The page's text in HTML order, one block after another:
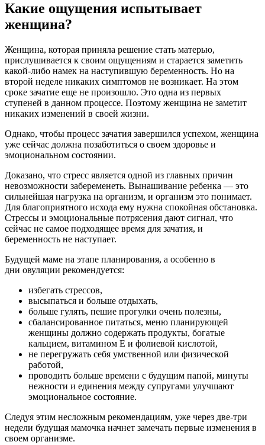
Какие ощущения испытывает
женщина?
Женщина, которая приняла решение стать матерью,
прислушивается к своим ощущениям и старается заметить
какой-либо намек на наступившую беременность. Но на
второй неделе никаких симптомов не возникает. На этом
сроке зачатие еще не произошло. Это одна из первых
ступеней в данном процессе. Поэтому женщина не заметит
никаких изменений в своей жизни.
Однако, чтобы процесс зачатия завершился успехом, женщина
уже сейчас должна позаботиться о своем здоровье и
эмоциональном состоянии.
Доказано, что стресс является одной из главных причин
невозможности забеременеть. Вынашивание ребенка — это
сильнейшая нагрузка на организм, и организм это понимает.
Для благоприятного исхода ему нужна спокойная обстановка.
Стрессы и эмоциональные потрясения дают сигнал, что
сейчас не самое подходящее время для зачатия, и
беременность не наступает.
Будущей маме на этапе планирования, а особенно в
дни овуляции рекомендуется:
избегать стрессов,
высыпаться и больше отдыхать,
больше гулять, пешие прогулки очень полезны,
сбалансированное питаться, меню планирующей
женщины должно содержать продукты, богатые
кальцием, витамином Е и фолиевой кислотой,
не перегружать себя умственной или физической
работой,
проводить больше времени с будущим папой, минуты
нежности и единения между супругами улучшают
эмоциональное состояние.
Следуя этим несложным рекомендациям, уже через две-три
недели будущая мамочка начнет замечать первые изменения в
своем организме.